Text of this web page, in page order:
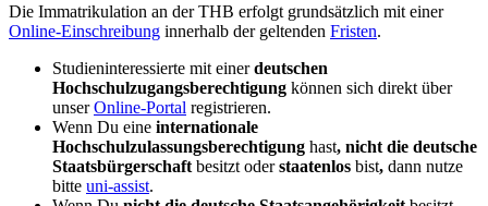
Die Immatrikulation an der THB erfolgt grundsätzlich mit einer
Online-Einschreibung innerhalb der geltenden Fristen.
Studieninteressierte mit einerdeutschen
Hochschulzugangsberechtigung können sich direkt über
unserOnline-Portal registrieren.
Wenn Du eine internationale
Hochschulzulassungsberechtigung hast, nicht die deutsche
Staatsbürgerschaft besitzt oderstaatenlos bist, dann nutze
bitte uni-assist.